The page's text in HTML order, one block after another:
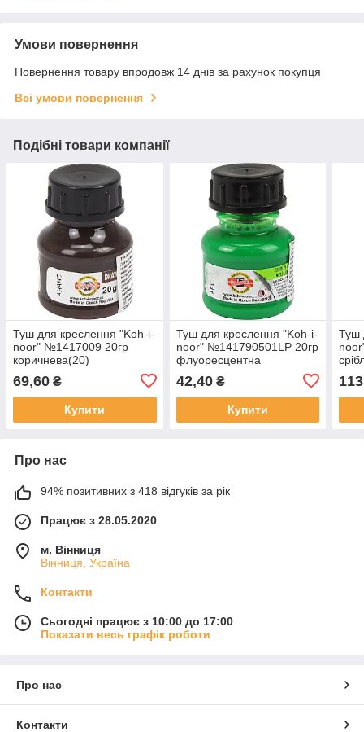
Умови повернення
Повернення товару впродовж 14 днів за рахунок покупця
Всі умови повернення
Подібні товари компанії
Туш для креслення "Koh-i-
noor" №1417009 20гр
коричнева(20)
69,60 ₴
Купити
Туш для креслення "Koh-i-
noor" №141790501LP 20гр
флуоресцентна
42,40₴
Купити
Туш
Про нас
94% позитивних з 418 відгуків за рік
Працює з 28.05.2020
м. Вінниця
Вінниця, Україна
Контакти
Сьогодні працює з 10:00 до 17:00
Показати весь графік роботи
Про нас
Контакти